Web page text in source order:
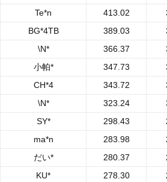
Te*n 413.02
BG*4TB 389.03
\N* 366.37
小帕* 347.73
CH*4 343.72
\N* 323.24
SY* 298.43
ma*n 283.98
だい* 280.37
KU* 278.30